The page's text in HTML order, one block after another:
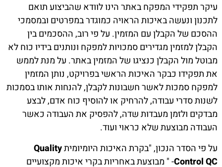
עיקר תפקידי המפקח באתר הינו לוודא שהביצוע תואם
לתכנון ונעשה באיכות הראויה כמוגדר במפרטים ובמסמכי
ההסכם של הקבלן עם המזמין. על פי רוב, ההסכמים בין
הקבלן למזמין מגדירים סמכויות למפקח ונותנים בידיו כוח לא
מבוטל מול הקבלן כנציגו של המזמין באתר. על מנת לממש
את תפקידו כבקר האיכות הראשי בפרויקט, נותן המזמין
למפקח סמכות לאשר חשבונות לקבלן, להנחות אותו בסמכות
לשנות סדרי עבודה, להרחיק או להוסיף כוח אדם, לבצע
מבדקים ולזמן מעבדות שדה, להפסיק את העבודה כאשר
העבודה מבוצעת שלא כראוי ועוד.
על פי הסדר הנכון, "בקרת האיכות היומיומיתQuality
Control QC- " מבוצעת באחריות בקרי איכות מקצועיים